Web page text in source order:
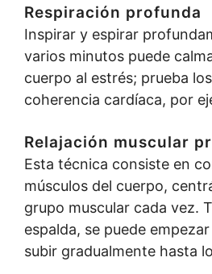
Respiración profunda
Inspirar y espirar
varios minutos puede
cuerpo al estrés; prueba
coherencia cardíaca, por
Relajación muscular
Esta técnica consiste en
músculos del cuerpo,
grupo muscular cada vez.
espalda, se puede
subir gradualmente hasta